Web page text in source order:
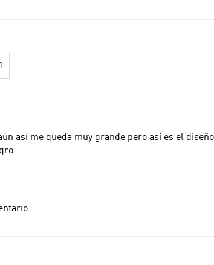
1
pero así es el diseño lo recomiendo la tela es de